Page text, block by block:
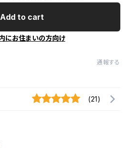
Add to cart
にお住まいの方向け
通報する
(21)